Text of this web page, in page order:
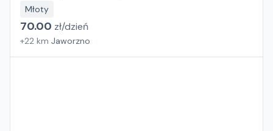
Młoty
70.00 zł/dzień
+22 km Jaworzno